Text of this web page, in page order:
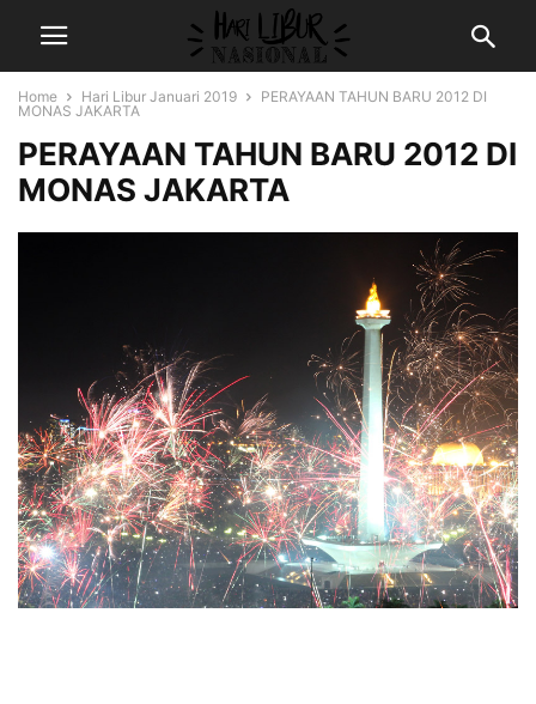
Home Hari Libur Januari 2019
PERAYAAN TAHUN BARU 2012 DI
MONAS JAKARTA
PERAYAAN TAHUN BARU 2012 DI
MONAS JAKARTA